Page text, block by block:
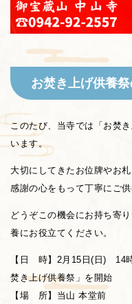
お焚き上げ供養
このたび、当寺では「お焚
います。
大切にしてきたお位牌やお
感謝の心をもって丁寧にご供
どうぞこの機会にお持ち寄
養にお役立てください。
【日 時】2月15日(日) 14
焚き上げ供養祭」を開始
【場 所】当山 本堂前